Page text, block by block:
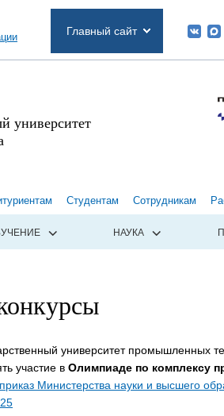
Главный сайт
университет
Студентам Сотрудникам
НАУКА
университет промышленных
участие в Олимпиаде по комплексу
приказ Министерства науки и высшего